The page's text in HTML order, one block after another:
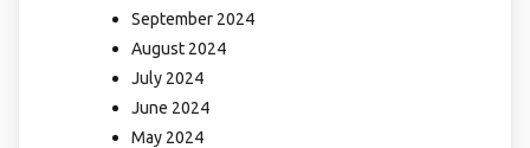
September 2024
August 2024
July 2024
June 2024
May 2024